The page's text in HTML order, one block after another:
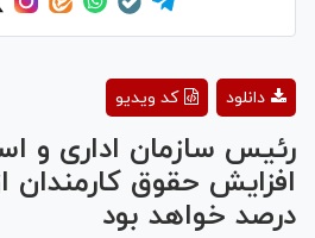
کد ویدیو دانلود
رئیس سازمان اداری و
درصد خواهد بود